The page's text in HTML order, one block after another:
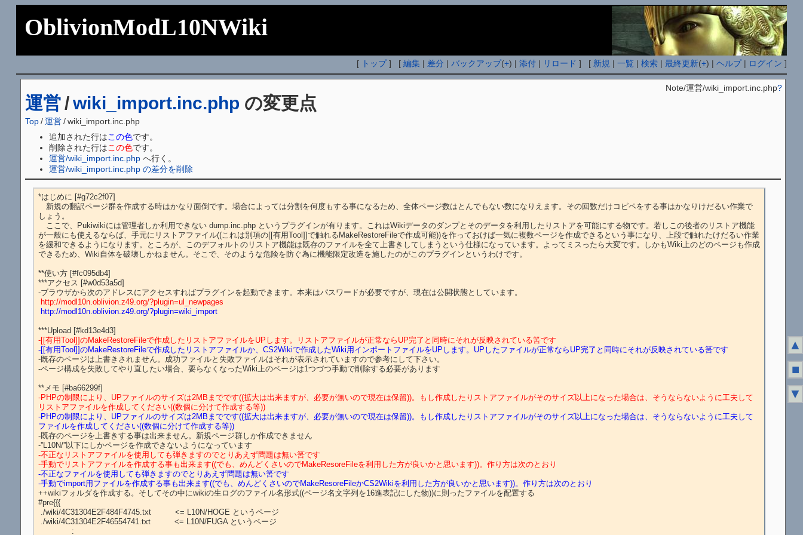
OblivionModL10NWiki
[ トップ] [編集 | 差分 |バックアップ(+) |添付 | リロード ] [ 新規 |一覧 |検索 |最終更新(+) |ヘルプ| ログイン ]
運営 /wiki_import.inc.php の変更点
Note/運営/wiki_import.inc.php?
Top/運営/wiki_import.inc.php
追加された行はこの色です。
削除された行はこの色です。
運営/wiki_import.inc.php へ行く。
運営/wiki_import.inc.php の差分を削除
*はじめに [#g72c2f07]
新規の翻訳ページ群を作成する時はかなり面倒です。場合によっては分割を何度もする事になるため、全体ページ数はとんでもない数になりえます。その回数だけコピペをする事はかなりけだるい作業で
しょう。
ここで、Pukiwikiには管理者しか利用できない dump.inc.php というプラグインが有ります。これはWikiデータのダンプとそのデータを利用したりストアを可能にする物です。若しこの後者のリストア機能
が一般にも使えるならば、手元にリストアファイル((これは別項の[[有用Tool]]で触れるMakeRestoreFileで作成可能))を作っておけば一気に複数ページを作成できるという事になり、上段で触れたけだるい作業
を緩和できるようになります。ところが、このデフォルトのリストア機能は既存のファイルを全て上書きしてしまうという仕様になっています。よってミスったら大変です。しかもWiki上のどのページも作成
できるため、Wiki自体を破壊しかねません。そこで、そのような危険を防ぐ為に機能限定改造を施したのがこのプラグインというわけです。
**使い方 [#fc095db4]
***アクセス [#w0d53a5d]
http://modl10n.oblivion.z49.org/?plugin=ul_newpages
http://modl10n.oblivion.z49.org/?plugin=wiki_import
-[[有用Tool]]のMakeRestoreFileで作成したリストアファイルをUPします。リストアファイルが正常ならUP完了と同時にそれが反映されている筈です
-[[有用Tool]]のMakeRestoreFileで作成したリストアファイルか、CS2Wikiで作成したWiki用インポートファイルをUPします。UPしたファイルが正常ならUP完了と同時にそれが反映されている筈です
-既存のページは上書きされません。成功ファイルと失敗ファイルはそれが表示されていますので参考にして下さい。
-PHPの制限により、UPファイルのサイズは2MBまでです((拡大は出来ますが、必要が無いので現在は保留))。もし作成したりストアファイルがそのサイズ以上になった場合は、そうならないように工夫して
リストアファイルを作成してください((数個に分けて作成する等))
-PHPの制限により、UPファイルのサイズは2MBまでです((拡大は出来ますが、必要が無いので現在は保留))。もし作成したりストアファイルがそのサイズ以上になった場合は、そうならないように工夫して
ファイルを作成してください((数個に分けて作成する等))
-既存のページを上書きする事は出来ません。新規ページ群しか作成できません
-不正なリストアファイルを使用しても弾きますのでとりあえず問題は無い筈です
-手動でリストアファイルを作成する事も出来ます((でも、めんどくさいのでMakeResoreFileを利用した方が良いかと思います))。作り方は次のとおり
-不正なファイルを使用しても弾きますのでとりあえず問題は無い筈です
-手動でimport用ファイルを作成する事も出来ます((でも、めんどくさいのでMakeResoreFileかCS2Wikiを利用した方が良いかと思います))。作り方は次のとおり
++wikiフォルダを作成する。そしてその中にwikiの生ログのファイル名形式((ページ名文字列を16進表記にした物))に則ったファイルを配置する
#pre{{{
▲
■
▼